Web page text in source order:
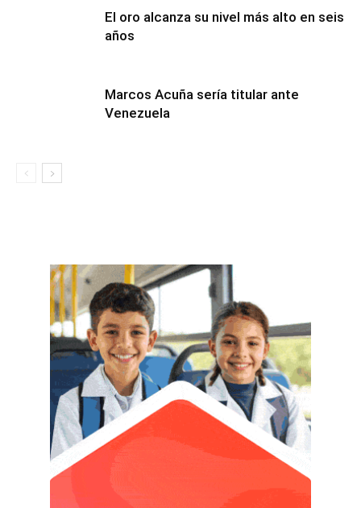
El oro alcanza su nivel más alto en seis
años
Marcos Acuña sería titular ante
Venezuela